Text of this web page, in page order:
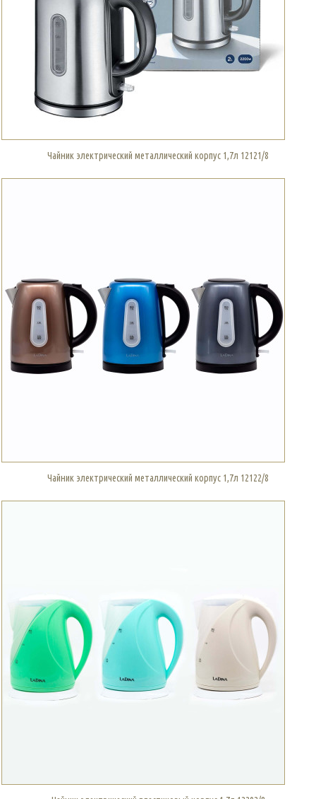
Чайник электрический металлический корпус 1,7л 12121/8
Чайник электрический металлический корпус 1,7л 12122/8